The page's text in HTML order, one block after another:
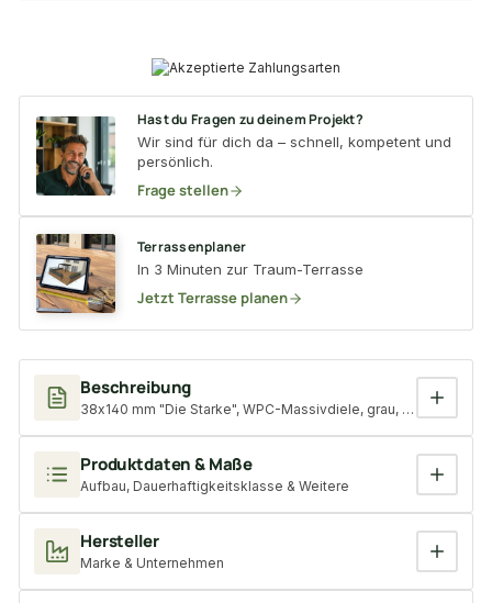
Beschreibung
38x140 mm "Die Starke", WPC-Massivdiele, grau, mit
Produktdaten & Maße
Aufbau, Dauerhaftigkeitsklasse & Weitere
Hersteller
Marke & Unternehmen
Hast du Fragen zu deinem Projekt?
Wir sind für dich da – schnell, kompetent und
persönlich.
Frage stellen
Terrassenplaner
In 3 Minuten zur Traum-Terrasse
Jetzt Terrasse planen